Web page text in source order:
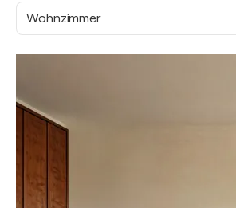
Wohnzimmer